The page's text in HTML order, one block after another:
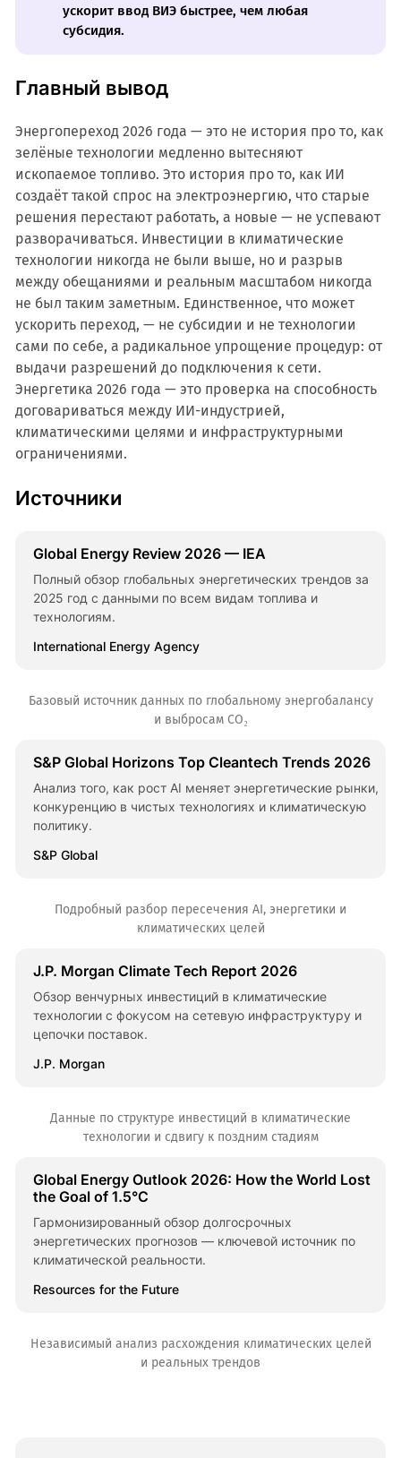
ускорит ввод ВИЭ быстрее, чем любая
субсидия.
Главный вывод
Энергопереход 2026 года — это не история про то, как
зелёные технологии медленно вытесняют
ископаемое топливо. Это история про то, как ИИ
создаёт такой спрос на электроэнергию, что старые
решения перестают работать, а новые — не успевают
разворачиваться. Инвестиции в климатические
технологии никогда не были выше, но и разрыв
между обещаниями и реальным масштабом никогда
не был таким заметным. Единственное, что может
ускорить переход, — не субсидии и не технологии
сами по себе, а радикальное упрощение процедур: от
выдачи разрешений до подключения к сети.
Энергетика 2026 года — это проверка на способность
договариваться между ИИ-индустрией,
климатическими целями и инфраструктурными
ограничениями.
Источники
Global Energy Review 2026 — IEA
Полный обзор глобальных энергетических трендов за
2025 год с данными по всем видам топлива и
технологиям.
International Energy Agency
Базовый источник данных по глобальному энергобалансу
и выбросам CO₂
S&P Global Horizons Top Cleantech Trends 2026
Анализ того, как рост AI меняет энергетические рынки,
конкуренцию в чистых технологиях и климатическую
политику.
S&P Global
Подробный разбор пересечения AI, энергетики и
климатических целей
J.P. Morgan Climate Tech Report 2026
Обзор венчурных инвестиций в климатические
технологии с фокусом на сетевую инфраструктуру и
цепочки поставок.
J.P. Morgan
Данные по структуре инвестиций в климатические
технологии и сдвигу к поздним стадиям
Global Energy Outlook 2026: How the World Lost
the Goal of 1.5°C
Гармонизированный обзор долгосрочных
энергетических прогнозов — ключевой источник по
климатической реальности.
Resources for the Future
Независимый анализ расхождения климатических целей
и реальных трендов